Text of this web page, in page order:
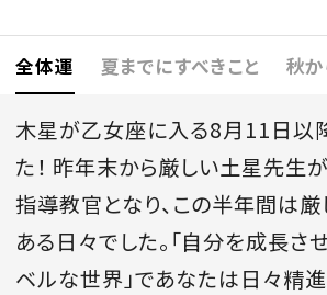
ログイン・新規会員登
FOLLOW US
全体運 夏までにすべきこと 秋か
木星が乙女座に入る8月11日以
た！ 昨年末から厳しい土星先生
指導教官となり、この半年間は厳
ある日々でした。「自分を成長さ
ベルな世界」であなたは日々精